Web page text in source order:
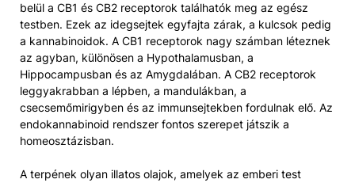
belül a CB1 és CB2 receptorok találhatók meg az egész
testben. Ezek az idegsejtek egyfajta zárak, a kulcsok pedig
a kannabinoidok. A CB1 receptorok nagy számban léteznek
az agyban, különösen a Hypothalamusban, a
Hippocampusban és az Amygdalában. A CB2 receptorok
leggyakrabban a lépben, a mandulákban, a
csecsemőmirigyben és az immunsejtekben fordulnak elő. Az
endokannabinoid rendszer fontos szerepet játszik a
homeosztázisban.
A terpének olyan illatos olajok, amelyek az emberi test